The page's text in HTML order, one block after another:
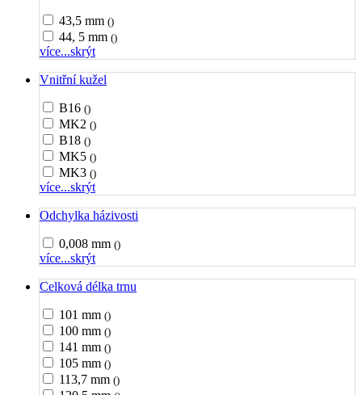
43,5 mm ()
44, 5 mm ()
více...skrýt
Vnitřní kužel
B16 ()
MK2 ()
B18 ()
MK5 ()
MK3 ()
více...skrýt
Odchylka házivosti
0,008 mm ()
více...skrýt
Celková délka trnu
101 mm ()
100 mm ()
141 mm ()
105 mm ()
113,7 mm ()